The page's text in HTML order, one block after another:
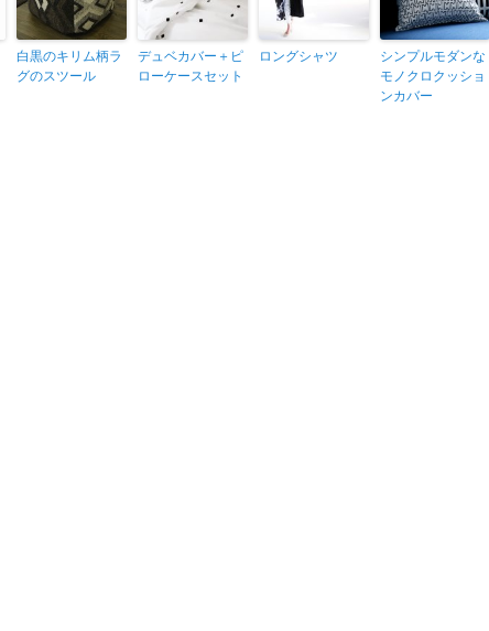
白黒のキリム柄ラ
グのスツール
デュベカバー＋ピ
ローケースセット
ロングシャツ
シンプルモダンな
モノクロクッショ
ンカバー